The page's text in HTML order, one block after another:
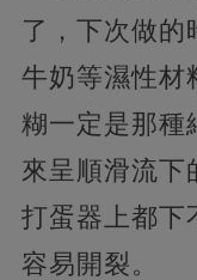
了，下次做的
牛奶等濕性材
糊一定是那種
來呈順滑流下
打蛋器上都下
容易開裂。